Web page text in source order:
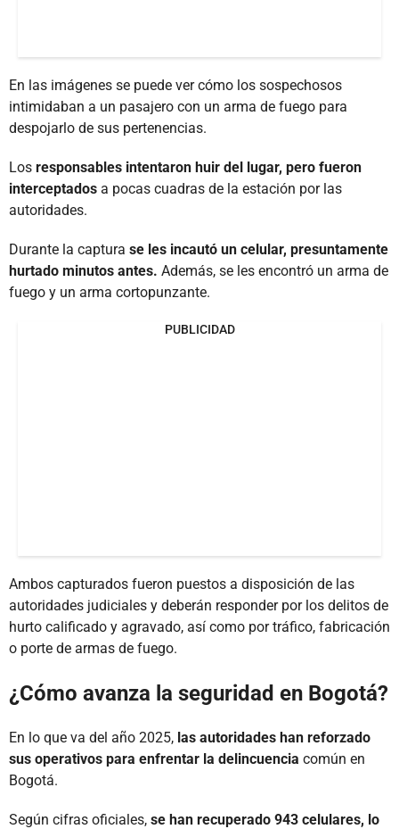
En las imágenes se puede ver cómo los sospechosos
intimidaban a un pasajero con un arma de fuego para
despojarlo de sus pertenencias.
Los responsables intentaron huir del lugar, pero fueron
interceptados a pocas cuadras de la estación por las
autoridades.
Durante la captura se les incautó un celular, presuntamente
hurtado minutos antes. Además, se les encontró un arma de
fuego y un arma cortopunzante.
PUBLICIDAD
Ambos capturados fueron puestos a disposición de las
autoridades judiciales y deberán responder por los delitos de
hurto calificado y agravado, así como por tráfico, fabricación
o porte de armas de fuego.
¿Cómo avanza la seguridad en Bogotá?
En lo que va del año 2025, las autoridades han reforzado
sus operativos para enfrentar la delincuencia común en
Bogotá.
Según cifras oficiales, se han recuperado 943 celulares, lo